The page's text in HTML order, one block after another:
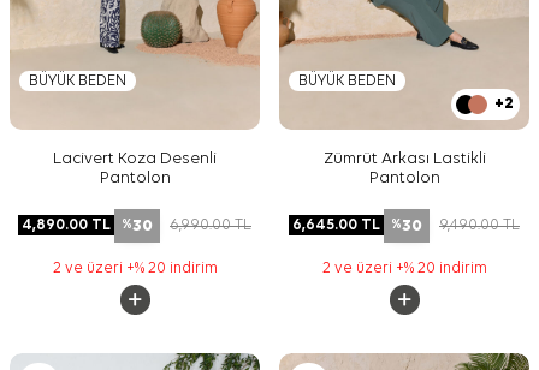
BÜYÜK BEDEN
Lacivert Koza Desenli
Pantolon
4,890.00 TL %30 6,990.00TL
2 ve üzeri +% 20 indirim
BÜYÜK BEDEN
+2
Zümrüt Arkası Lastikli
Pantolon
6,645.00 TL %30 9,490.00TL
2 ve üzeri +% 20 indirim